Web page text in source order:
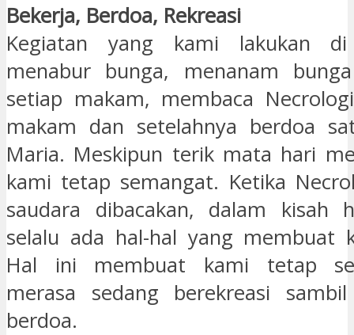
Bekerja, Berdoa, Rekreasi
Kegiatan yang kami lakukan
menabur bunga, menanam
setiap makam, membaca
makam dan setelahnya berdoa
Maria. Meskipun terik mata hari
kami tetap semangat. Ketika
saudara dibacakan, dalam kisah
selalu ada hal-hal yang membuat
Hal ini membuat kami tetap
merasa sedang berekreasi
berdoa.